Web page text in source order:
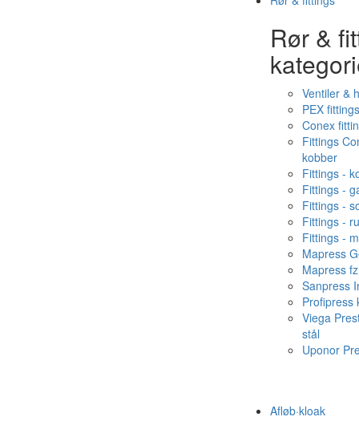
Rør &
Ventiler &
PEX fittings
Conex
Fittings
kobber
Fittings -
Fittings -
Fittings -
Fittings -
Fittings -
Mapress
Mapress fz
Sanpress
Profipress
Viega
stål
Uponor
Afløb·kloak